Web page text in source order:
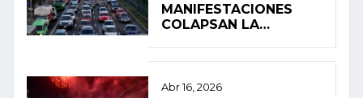
MANIFESTACIONES
COLAPSAN LA
Abr 16, 2026